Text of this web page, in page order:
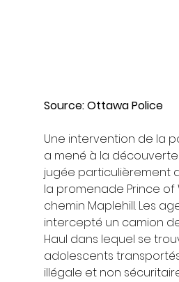
Source: Ottawa Police
Une intervention de la
a mené à la découverte
jugée particulièrement
la promenade Prince of
chemin Maplehill. Les
intercepté un camion
Haul dans lequel se
adolescents
illégale et non